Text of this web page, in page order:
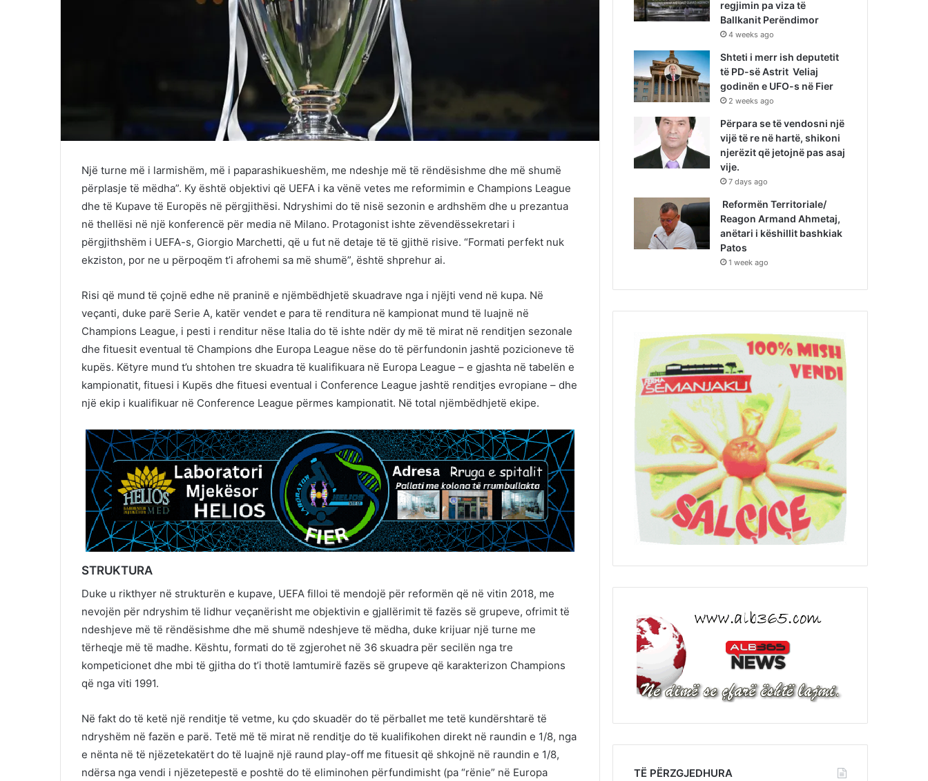
Një turne më i larmishëm, më i paparashikueshëm, me ndeshje më të rëndësishme dhe më shumë
përplasje të mëdha”. Ky është objektivi që UEFA i ka vënë vetes me reformimin e Champions League
dhe të Kupave të Europës në përgjithësi. Ndryshimi do të nisë sezonin e ardhshëm dhe u prezantua
në thellësi në një konferencë për media në Milano. Protagonist ishte zëvendëssekretari i
përgjithshëm i UEFA-s, Giorgio Marchetti, që u fut në detaje të të gjithë risive. “Formati perfekt nuk
ekziston, por ne u përpoqëm t’i afrohemi sa më shumë”, është shprehur ai.
Risi që mund të çojnë edhe në praninë e njëmbëdhjetë skuadrave nga i njëjti vend në kupa. Në
veçanti, duke parë Serie A, katër vendet e para të renditura në kampionat mund të luajnë në
Champions League, i pesti i renditur nëse Italia do të ishte ndër dy më të mirat në renditjen sezonale
dhe fituesit eventual të Champions dhe Europa League nëse do të përfundonin jashtë pozicioneve të
kupës. Këtyre mund t’u shtohen tre skuadra të kualifikuara në Europa League – e gjashta në tabelën e
kampionatit, fituesi i Kupës dhe fituesi eventual i Conference League jashtë renditjes evropiane – dhe
një ekip i kualifikuar në Conference League përmes kampionatit. Në total njëmbëdhjetë ekipe.
STRUKTURA
Duke u rikthyer në strukturën e kupave, UEFA filloi të mendojë për reformën që në vitin 2018, me
nevojën për ndryshim të lidhur veçanërisht me objektivin e gjallërimit të fazës së grupeve, ofrimit të
ndeshjeve më të rëndësishme dhe më shumë ndeshjeve të mëdha, duke krijuar një turne me
tërheqje më të madhe. Kështu, formati do të zgjerohet në 36 skuadra për secilën nga tre
kompeticionet dhe mbi të gjitha do t’i thotë lamtumirë fazës së grupeve që karakterizon Champions
që nga viti 1991.
Në fakt do të ketë një renditje të vetme, ku çdo skuadër do të përballet me tetë kundërshtarë të
ndryshëm në fazën e parë. Tetë më të mirat në renditje do të kualifikohen direkt në raundin e 1/8, nga
e nënta në të njëzetekatërt do të luajnë një raund play-off me fituesit që shkojnë në raundin e 1/8,
ndërsa nga vendi i njëzetepestë e poshtë do të eliminohen përfundimisht (pa “rënie” në Europa
regjimin pa viza të
Ballkanit Perëndimor
4 weeks ago
Shteti i merr ish deputetit
të PD-së Astrit Veliaj
godinën e UFO-s në Fier
2 weeks ago
Përpara se të vendosni një
vijë të re në hartë, shikoni
njerëzit që jetojnë pas asaj
vije.
7 days ago
Reformën Territoriale/
Reagon Armand Ahmetaj,
anëtari i këshillit bashkiak
Patos
1 week ago
TË PËRZGJEDHURA